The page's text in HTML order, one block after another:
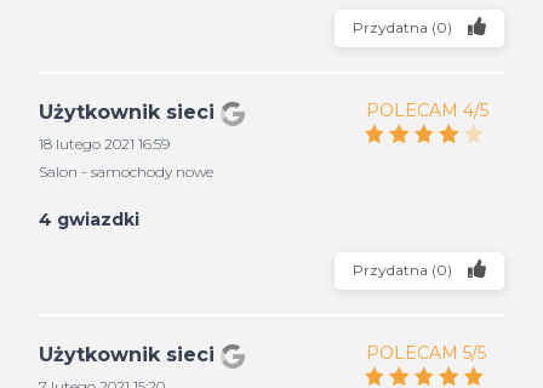
Przydatna (0)
Użytkownik sieci
18 lutego 2021 16:59
Salon - samochody nowe
POLECAM 4/5
4 gwiazdki
Przydatna (0)
Użytkownik sieci POLECAM 5/5